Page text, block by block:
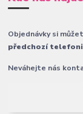
Objednávky si
předchozí
Neváhejte nás